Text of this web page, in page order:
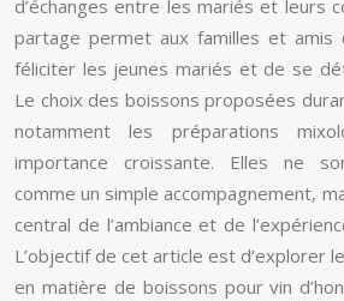
d’échanges entre les mariés et leurs
partage permet aux familles et
féliciter les jeunes mariés et de se
Le choix des boissons proposées
notamment les préparations
importance croissante. Elles ne
comme un simple accompagnement,
central de l’ambiance et de
L’objectif de cet article est d’explorer
en matière de boissons pour vin